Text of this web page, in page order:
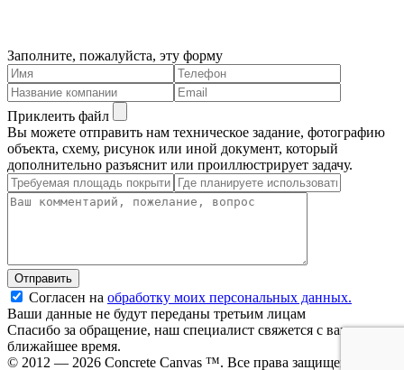
Заполните, пожалуйста, эту форму
Приклеить файл
Вы можете отправить нам техническое задание, фотографию
объекта, схему, рисунок или иной документ, который
дополнительно разъяснит или проиллюстрирует задачу.
Cогласен на обработку моих персональных данных.
Ваши данные не будут переданы третьим лицам
Спасибо за обращение, наш специалист свяжется с вами в
ближайшее время.
© 2012 — 2026 Concrete Canvas ™. Все права защищены.